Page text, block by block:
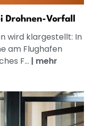
Drohnen-Vorfall
wird klargestellt: In
am Flughafen
F... | mehr